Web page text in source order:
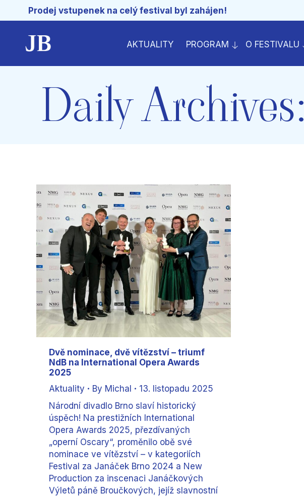
Prodej vstupenek na celý festival byl zahájen!
AKTUALITY PROGRAM O FESTIVALU
Daily Archives:
Dvě nominace, dvě vítězství – triumf
NdB na International Opera Awards
2025
Aktuality
By Michal
13. listopadu 2025
Národní divadlo Brno slaví historický
úspěch! Na prestižních International
Opera Awards 2025, přezdívaných
„operní Oscary“, proměnilo obě své
nominace ve vítězství – v kategoriích
Festival za Janáček Brno 2024 a New
Production za inscenaci Janáčkových
Výletů páně Broučkových, jejíž slavnostní